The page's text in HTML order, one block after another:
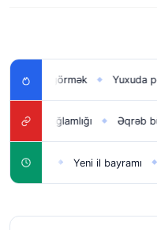
uşağı görmək ◆ Yuxuda pox
sağlamlığı ◆ Əqrəb
üçün Yeni il bayramı ◆